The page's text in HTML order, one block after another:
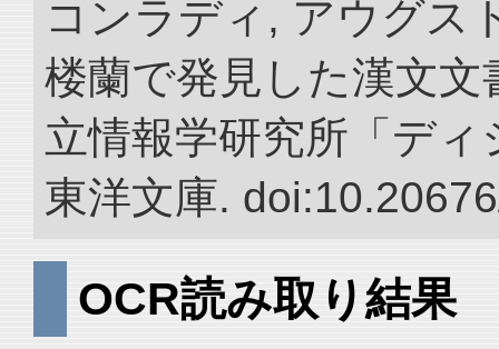
コンラディ, アウグス
楼蘭で発見した漢文文
立情報学研究所「デ
東洋文庫.
OCR読み取り結果